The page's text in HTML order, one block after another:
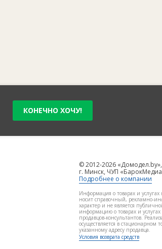
КОНЕЧНО ХОЧУ!
© 2012-2026 «Домодел.by»,
г. Минск, ЧУП
Подробнее о компании
Информация о товарах и
носит справочный, рекламно-
характер и не является
информацию о товарах и
продавцов-консультантов.
осуществляется в стационарном
указанному адресу продавца.
Условия возврата средств